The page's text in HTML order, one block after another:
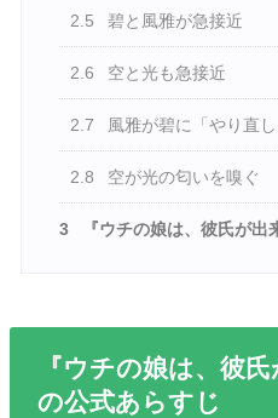
2.5 碧と風雅が急接近
2.6 空と光も急接近
2.7 風雅が碧に「やり直し
2.8 空が光の匂いを嗅ぐ
3 『ウチの娘は、彼氏が
『ウチの娘は、彼
の公式あらすじ